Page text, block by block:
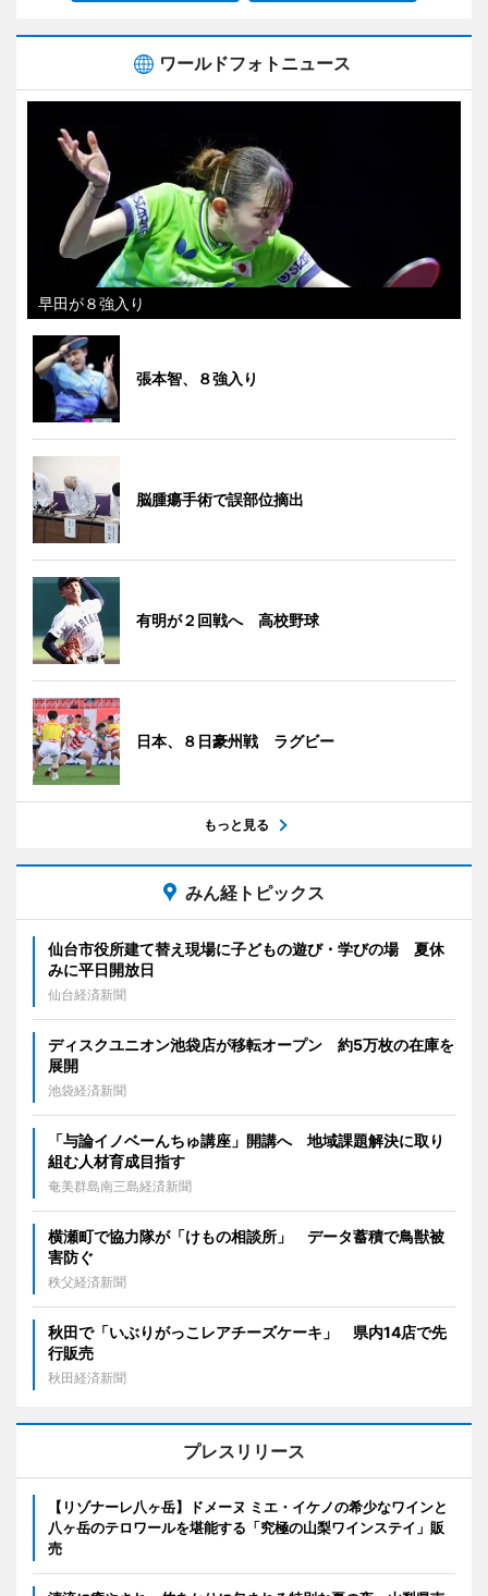
ワールドフォトニュース
早田が８強入り
張本智、８強入り
脳腫瘍手術で誤部位摘出
有明が２回戦へ 高校野球
日本、８日豪州戦 ラグビー
もっと見る
みん経トピックス
仙台市役所建て替え現場に子どもの遊び・学びの場 夏休
みに平日開放日
仙台経済新聞
ディスクユニオン池袋店が移転オープン 約5万枚の在庫を
展開
池袋経済新聞
「与論イノベーんちゅ講座」開講へ 地域課題解決に取り
組む人材育成目指す
奄美群島南三島経済新聞
横瀬町で協力隊が「けもの相談所」 データ蓄積で鳥獣被
害防ぐ
秩父経済新聞
秋田で「いぶりがっこレアチーズケーキ」 県内14店で先
行販売
秋田経済新聞
プレスリリース
【リゾナーレ八ヶ岳】ドメーヌ ミエ・イケノの希少なワインと
八ヶ岳のテロワールを堪能する「究極の山梨ワインステイ」販
売